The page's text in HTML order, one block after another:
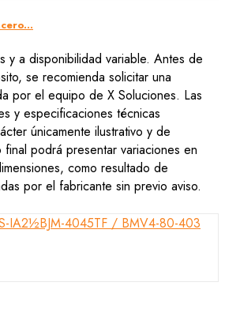
y a disponibilidad variable. Antes de
se recomienda solicitar una
por el equipo de X Soluciones. Las
y especificaciones técnicas
únicamente ilustrativo y de
podrá presentar variaciones en
como resultado de
por el fabricante sin previo aviso.